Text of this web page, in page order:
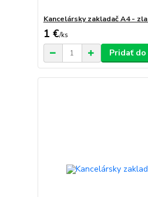
Kancelársky zakladač A4 -
1 €/ks
Pridať